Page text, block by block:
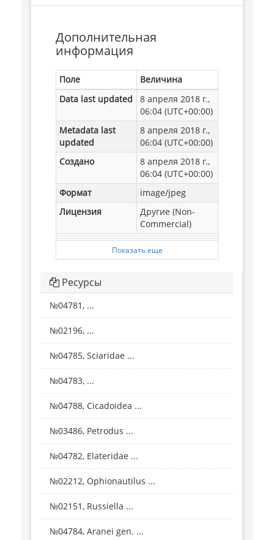
Дополнительная
информация
Поле
Величина
Data last updated
8 апреля 2018 г.,
06:04 (UTC+00:00)
Metadata last
updated
8 апреля 2018 г.,
06:04 (UTC+00:00)
Создано
8 апреля 2018 г.,
06:04 (UTC+00:00)
Формат
image/jpeg
Лицензия
Другие (Non-
Commercial)
Показать еще
Ресурсы
№04781, ...
№02196, ...
№04785, Sciaridae ...
№04783, ...
№04788, Cicadoidea ...
№03486, Petrodus ...
№04782, Elateridae ...
№02212, Ophionautilus ...
№02151, Russiella ...
№04784, Aranei gen. ...